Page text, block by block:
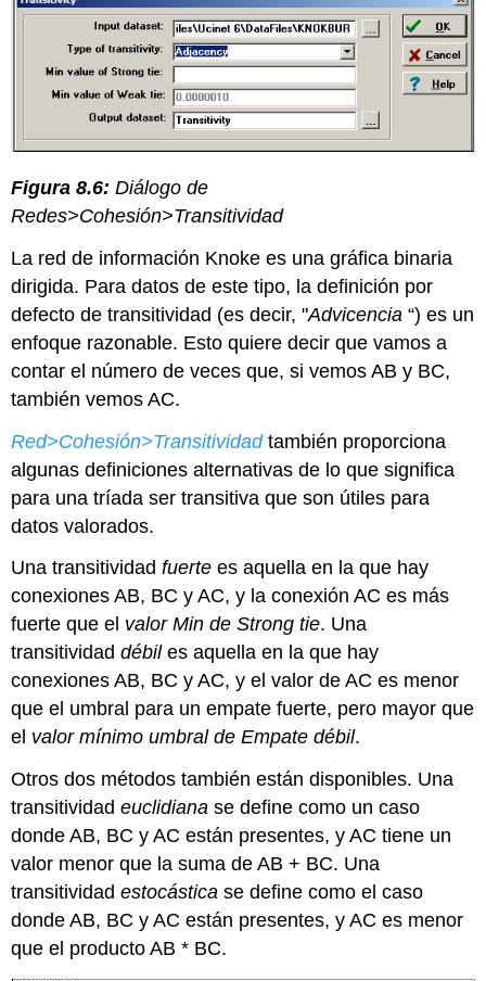
Figura 8.6: Diálogo de
Redes>Cohesión>Transitividad
La red de información Knoke es una gráfica binaria
dirigida. Para datos de este tipo, la definición por
defecto de transitividad (es decir, "Advicencia “) es un
enfoque razonable. Esto quiere decir que vamos a
contar el número de veces que, si vemos AB y BC,
también vemos AC.
Red>Cohesión>Transitividadtambién proporciona
algunas definiciones alternativas de lo que significa
para una tríada ser transitiva que son útiles para
datos valorados.
Una transitividadfuerte es aquella en la que hay
conexiones AB, BC y AC, y la conexión AC es más
fuerte que el valor Min de Strong tie. Una
transitividaddébiles aquella en la que hay
conexiones AB, BC y AC, y el valor de AC es menor
que el umbral para un empate fuerte, pero mayor que
el valor mínimo umbral de Empate débil.
Otros dos métodos también están disponibles. Una
transitividadeuclidiana se define como un caso
donde AB, BC y AC están presentes, y AC tiene un
valor menor que la suma de AB + BC. Una
transitividadestocástica se define como el caso
donde AB, BC y AC están presentes, y AC es menor
que el producto AB * BC.